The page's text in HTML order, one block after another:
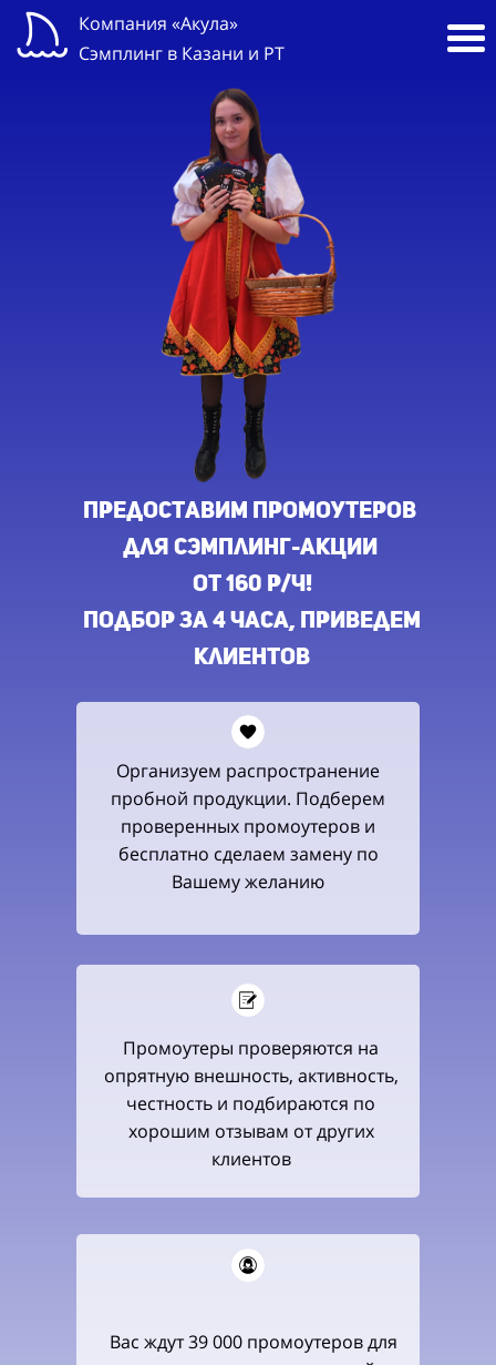
Компания «Акула»
Сэмплинг в Казани и РТ
предоставим промоутеров
для сэмплинг-акции
ОТ 160 Р/Ч!
Подбор ЗА 4 ЧАСА, приведем
клиентов
Организуем распространение
пробной продукции. Подберем
проверенных промоутеров и
бесплатно сделаем замену по
Вашему желанию
Вас ждут 39 000 промоутеров для
Промоутеры проверяются на
опрятную внешность, активность,
честность и подбираются по
хорошим отзывам от других
клиентов